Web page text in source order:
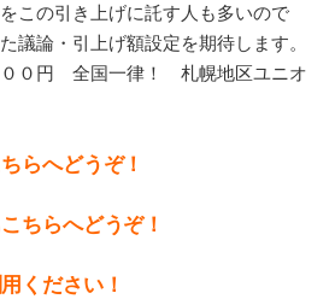
この引き上げに託す人も多いので
議論・引上げ額設定を期待します。
００円 全国一律！ 札幌地区ユニオ
らへどうぞ！
ちらへどうぞ！
ください！